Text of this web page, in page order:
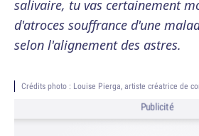
salivaire, tu vas certainement
d'atroces souffrance d'une
selon l'alignement des astres.
Crédits photo : Louise Pierga, artiste créatrice de
Publicité